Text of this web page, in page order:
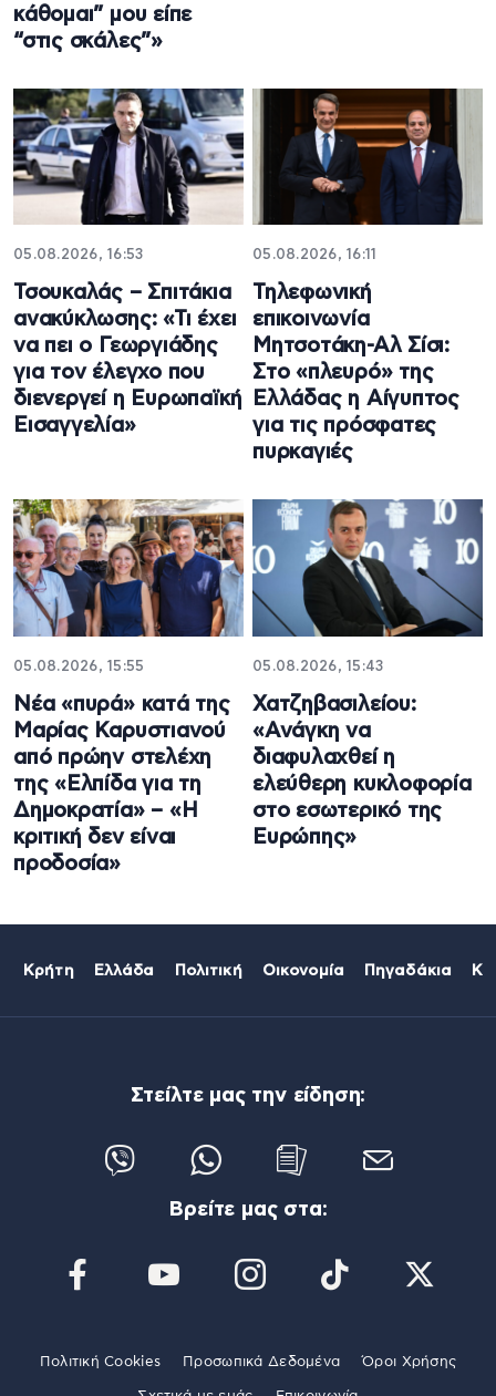
κάθομαι” μου είπε
“στις σκάλες”»
05.08.2026, 16:53
Τσουκαλάς – Σπιτάκια
ανακύκλωσης: «Τι έχει
να πει ο Γεωργιάδης
για τον έλεγχο που
διενεργεί η Ευρωπαϊκή
Εισαγγελία»
05.08.2026, 16:11
Τηλεφωνική
επικοινωνία
Μητσοτάκη-Αλ Σίσι:
Στο «πλευρό» της
Ελλάδας η Αίγυπτος
για τις πρόσφατες
πυρκαγιές
05.08.2026, 15:55
Νέα «πυρά» κατά της
Μαρίας Καρυστιανού
από πρώην στελέχη
της «Ελπίδα για τη
Δημοκρατία» – «Η
κριτική δεν είναι
προδοσία»
05.08.2026, 15:43
Χατζηβασιλείου:
«Ανάγκη να
διαφυλαχθεί η
ελεύθερη κυκλοφορία
στο εσωτερικό της
Ευρώπης»
Κρήτη Ελλάδα Πολιτική Οικονομία Πηγαδάκια
Στείλτε μας την είδηση:
Βρείτε μας στα:
Πολιτική Cookies Προσωπικά Δεδομένα Όροι Χρήσης